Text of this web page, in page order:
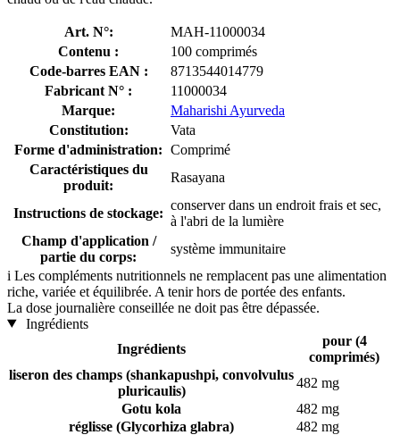
Art. N°:
MAH-11000034
Contenu :
100 comprimés
Code-barres EAN :
8713544014779
Fabricant N° :
11000034
Marque:
Maharishi Ayurveda
Constitution:
Vata
Forme d'administration: Comprimé
Caractéristiques du
produit:
Rasayana
Instructions de stockage:
conserver dans un endroit frais et sec,
à l'abri de la lumière
Champ d'application /
partie du corps:
système immunitaire
i Les compléments nutritionnels ne remplacent pas une alimentation
riche, variée et équilibrée. A tenir hors de portée des enfants.
La dose journalière conseillée ne doit pas être dépassée.
Ingrédients
Ingrédients
pour (4
comprimés)
liseron des champs (shankapushpi, convolvulus
pluricaulis)
482 mg
Gotu kola
482 mg
réglisse (Glycorhiza glabra)
482 mg